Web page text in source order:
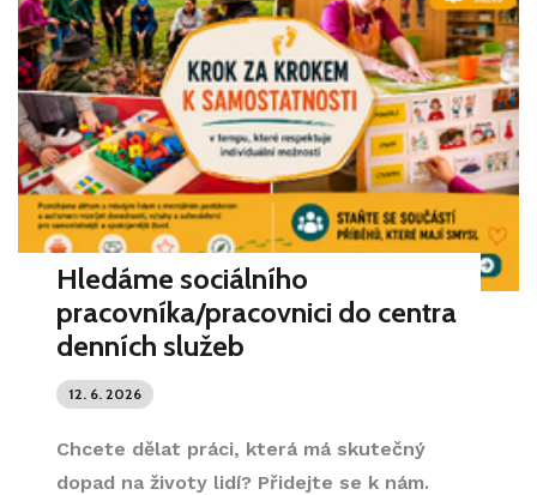
Hledáme sociálního
pracovníka/pracovnici do centra
denních služeb
12. 6. 2026
Chcete dělat práci, která má skutečný
dopad na životy lidí? Přidejte se k nám.